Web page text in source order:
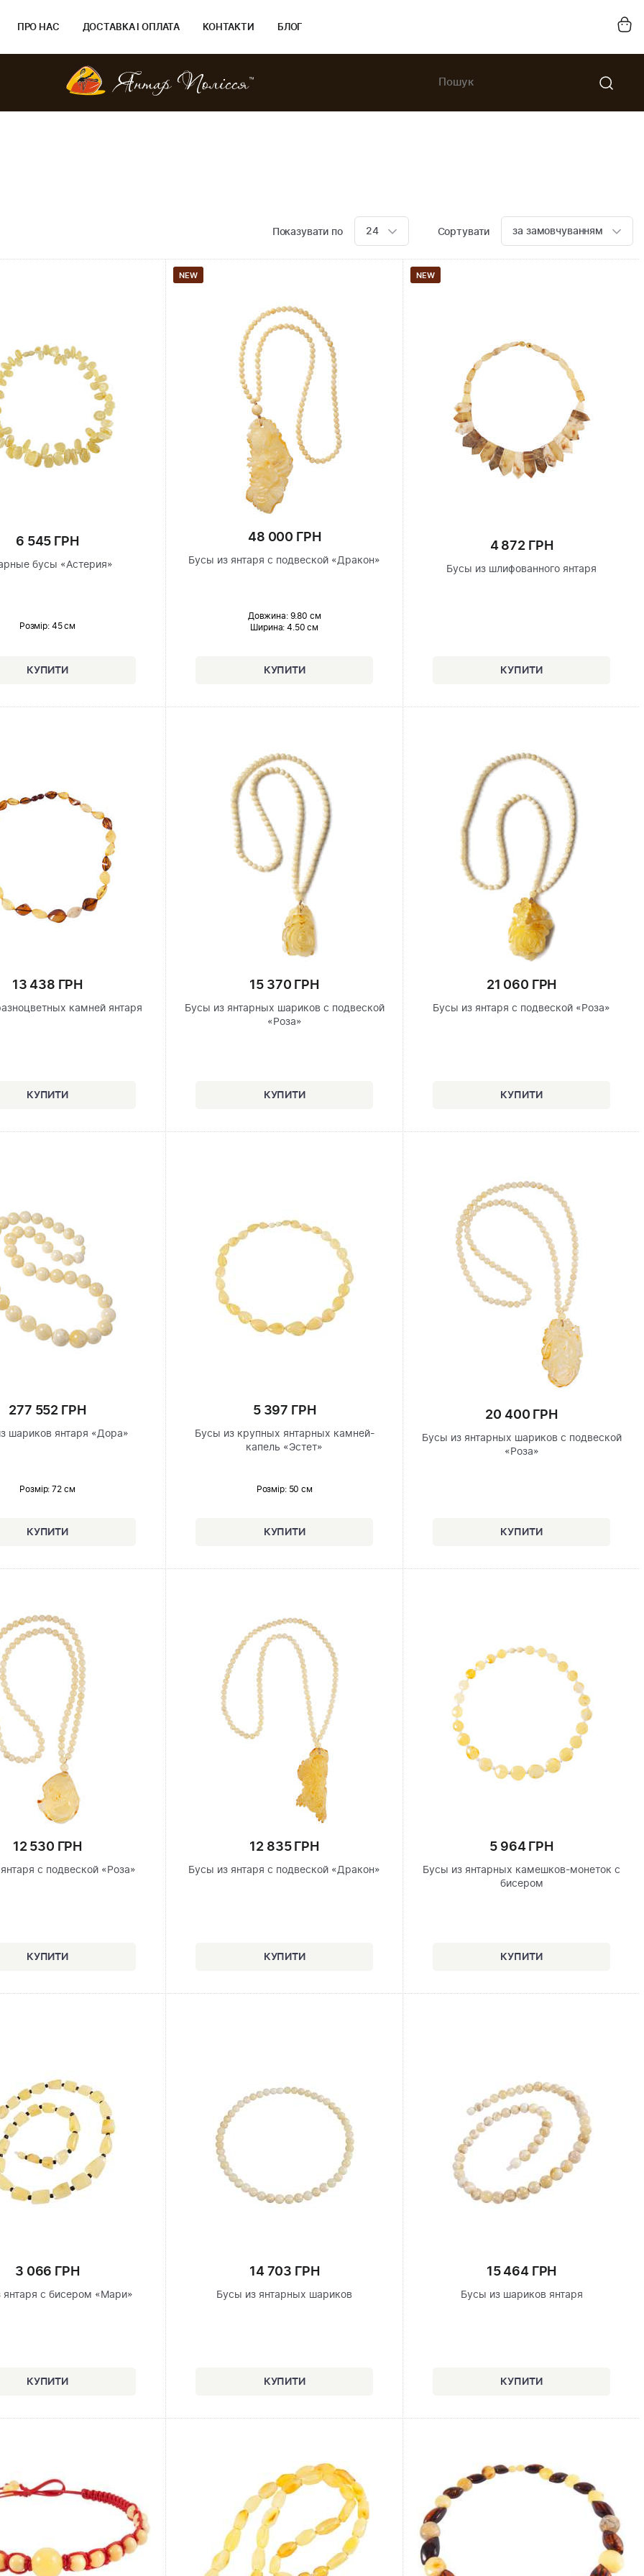
ПРО НАС ДОСТАВКА І ОПЛАТА КОНТАКТИ БЛОГ
Показувати по 24 Сортувати за замовчуванням
6 545 ГРН
бусы «Астерия»
Розмір: 45 см
NEW
48 000 ГРН
Бусы из янтаря с подвеской «Дракон»
Довжина:9.80 см
Ширина: 4.50 см
NEW
4 872 ГРН
Бусы из шлифованного янтаря
13 438 ГРН
камней янтаря
15 370 ГРН
Бусы из янтарных шариков с подвеской
«Роза»
21 060 ГРН
Бусы из янтаря с подвеской «Роза»
277 552 ГРН
шариков янтаря «Дора»
Розмір: 72 см
5 397 ГРН
Бусы из крупных янтарных камней-
капель «Эстет»
Розмір: 50 см
20 400 ГРН
Бусы из янтарных шариков с подвеской
«Роза»
12 530 ГРН
с подвеской «Роза»
12 835 ГРН
Бусы из янтаря с подвеской «Дракон»
5 964 ГРН
Бусы из янтарных камешков-монеток с
бисером
3 066 ГРН
янтаря с бисером «Мари»
14 703 ГРН
Бусы из янтарных шариков
15 464 ГРН
Бусы из шариков янтаря